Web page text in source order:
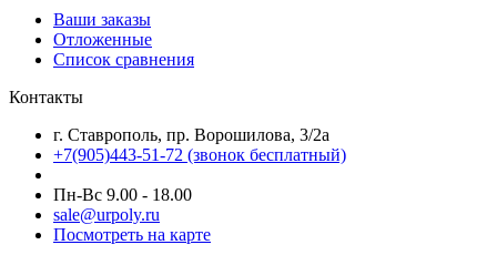
Ваши заказы
Отложенные
Список сравнения
Контакты
г. Ставрополь, пр. Ворошилова, 3/2а
+7(905)443-51-72 (звонок бесплатный)
Пн-Вс 9.00 - 18.00
sale@urpoly.ru
Посмотреть на карте